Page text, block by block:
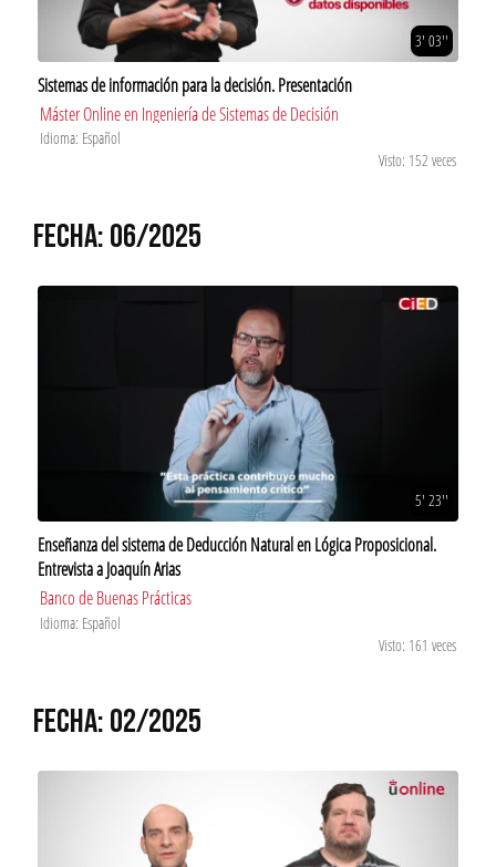
3' 03''
Sistemas de información para la decisión. Presentación
Máster Online en Ingeniería de Sistemas de Decisión
Idioma: Español
Visto: 152 veces
FECHA: 06/2025
5' 23''
Enseñanza del sistema de Deducción Natural en Lógica Proposicional.
Entrevista a Joaquín Arias
Banco de Buenas Prácticas
Idioma: Español
Visto: 161 veces
FECHA: 02/2025